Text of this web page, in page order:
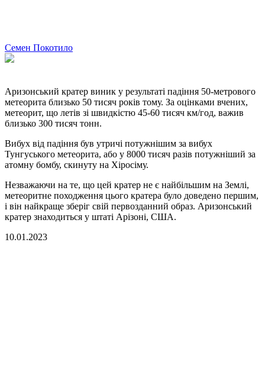
Семен Покотило
Аризонський кратер виник у результаті падіння 50-метрового
метеорита близько 50 тисяч років тому. За оцінками вчених,
метеорит, що летів зі швидкістю 45-60 тисяч км/год, важив
близько 300 тисяч тонн.
Вибух від падіння був утричі потужнішим за вибух
Тунгуського метеорита, або у 8000 тисяч разів потужніший за
атомну бомбу, скинуту на Хіросіму.
Незважаючи на те, що цей кратер не є найбільшим на Землі,
метеоритне походження цього кратера було доведено першим,
і він найкраще зберіг свій первозданний образ. Аризонський
кратер знаходиться у штаті Арізоні, США.
10.01.2023